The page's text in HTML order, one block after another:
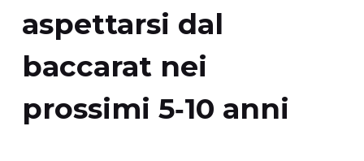
aspettarsi dal
baccarat nei
prossimi 5‑10 anni